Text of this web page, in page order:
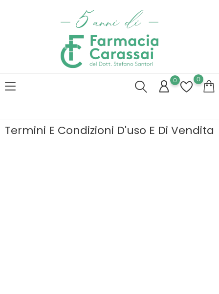
0 0
Termini E Condizioni D'uso E Di Vendita